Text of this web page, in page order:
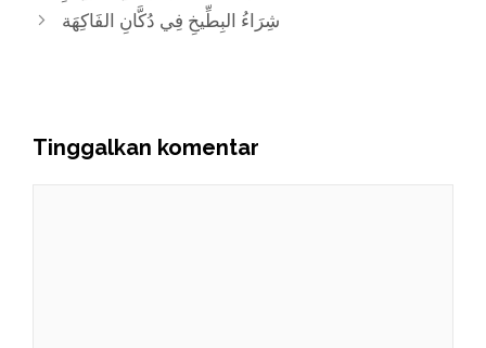
شِرَاءُ البِطِّيخِ فِي دُكَّانِ الفَاكِهَة
Tinggalkan komentar